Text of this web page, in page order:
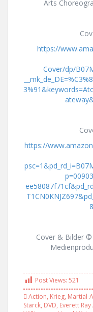
Arts
https://
Cover/dp/
https://
Cover & Bilder
Post Views: 521
Action, Krieg, Martial-
Starck, DVD, Everett